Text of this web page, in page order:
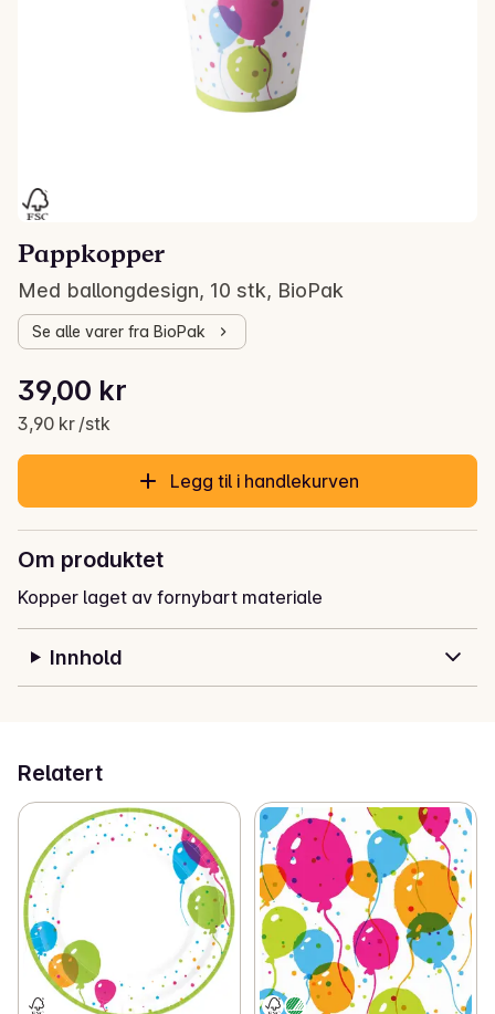
Pappkopper
Med ballongdesign, 10 stk, BioPak
Se alle varer fra BioPak
Gjeldende pris er: 39,00 kr
39,00 kr
3,90 kr /stk
Stykkpris: 3,90 kr /stk
Legg til i handlekurven
Om produktet
Kopper laget av fornybart materiale
Innhold
Relatert